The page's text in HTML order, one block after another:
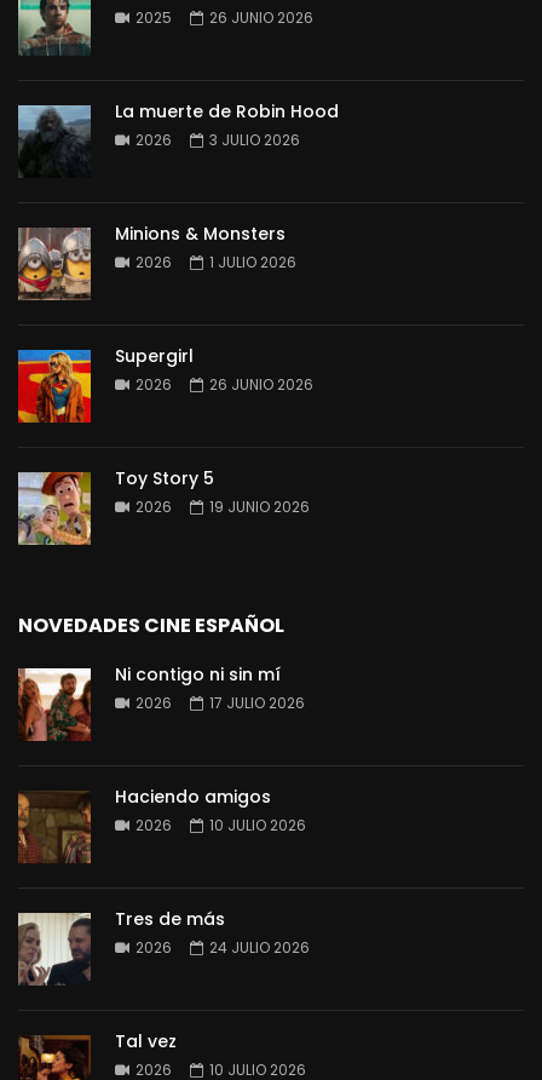
2025 26 JUNIO 2026
La muerte de Robin Hood
2026 3 JULIO 2026
Minions & Monsters
2026 1 JULIO 2026
Supergirl
2026 26 JUNIO 2026
Toy Story 5
2026 19 JUNIO 2026
NOVEDADES CINE ESPAÑOL
Ni contigo ni sin mí
2026 17 JULIO 2026
Haciendo amigos
2026 10 JULIO 2026
Tres de más
2026 24 JULIO 2026
Tal vez
2026 10 JULIO 2026